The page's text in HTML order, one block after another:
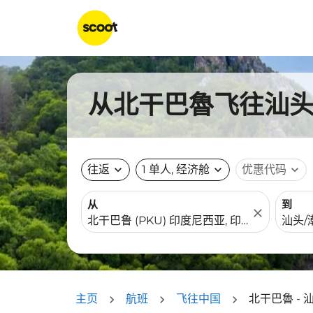
从北干巴魯飞往汕
往返 expand_more 1 单人, 经济舱 expand_more 优惠代码 expand_more
从
close
到
主页 航班 飞往中国 北干巴魯 -